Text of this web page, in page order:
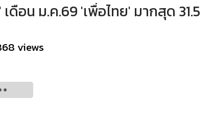
อน ม.ค.69 'เพื่อไทย' มากสุด 31.5
views